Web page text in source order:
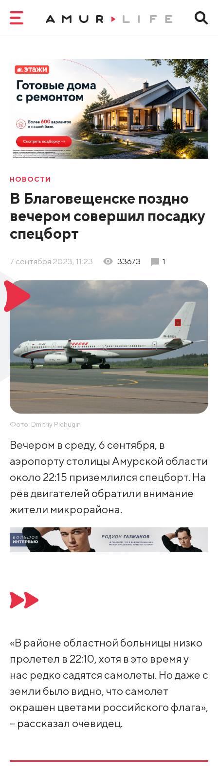
НОВОСТИ
В Благовещенске поздно
вечером совершил посадку
спецборт
7 сентября 2023, 11:23 33673 1
Фото: Dmitriy Pichugin
Вечером в среду, 6 сентября, в
аэропорту столицы Амурской области
около 22:15 приземлился спецборт. На
рёв двигателей обратили внимание
жители микрорайона.
«В районе областной больницы низко
пролетел в 22:10, хотя в это время у
нас редко садятся самолеты. Но даже с
земли было видно, что самолет
окрашен цветами российского флага»,
– рассказал очевидец.